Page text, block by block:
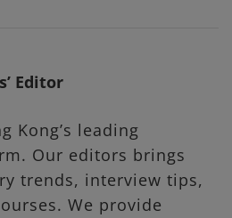
Editor
Kong’s leading
Our editors brings
trends, interview tips,
We provide